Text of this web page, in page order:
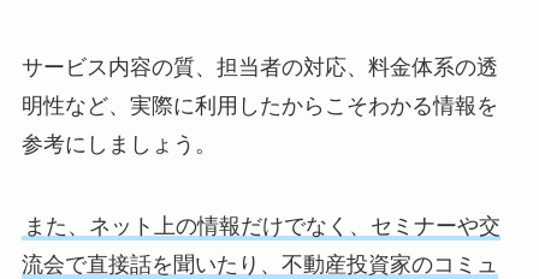
サービス内容の質、担当者の対応、料金体系の透
明性など、実際に利用したからこそわかる情報を
参考にしましょう。
また、ネット上の情報だけでなく、セミナーや交
流会で直接話を聞いたり、不動産投資家のコミュ